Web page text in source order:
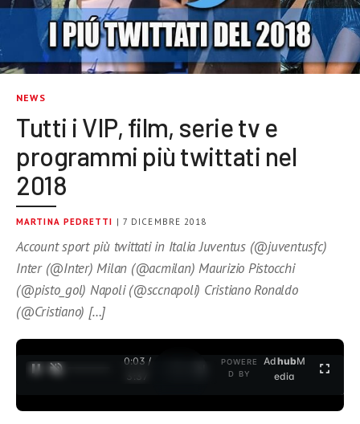
NEWS
Tutti i VIP, film, serie tv e
programmi più twittati nel
2018
MARTINA PEDRETTI | 7 DICEMBRE 2018
Account sport più twittati in Italia Juventus (@juventusfc)
Inter (@Inter) Milan (@acmilan) Maurizio Pistocchi
(@pisto_gol) Napoli (@sccnapoli) Cristiano Ronaldo
(@Cristiano) […]
0:04 /
3:37
POWERE
D BY
AdhubM
edia